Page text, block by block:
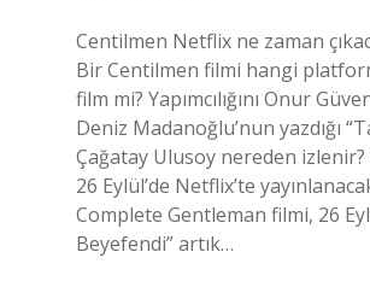
Centilmen Netflix ne zaman
Bir Centilmen filmi hangi
film mi? Yapımcılığını Onur
Deniz Madanoğlu’nun yazdığı
Çağatay Ulusoy nereden
26 Eylül’de Netflix’te
Complete Gentleman filmi, 26
Beyefendi” artık…